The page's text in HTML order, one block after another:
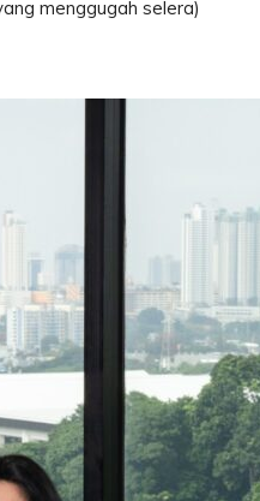
menggugah selera)